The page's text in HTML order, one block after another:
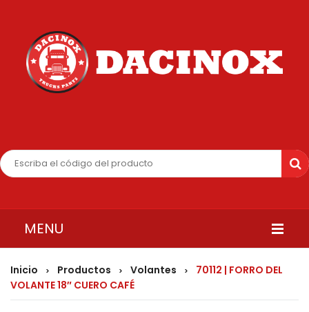
MENU
INICIO
QUIENES SOMOS
Inicio > Productos > Volantes >
70112 | FORRO DEL
VOLANTE 18″ CUERO CAFÉ